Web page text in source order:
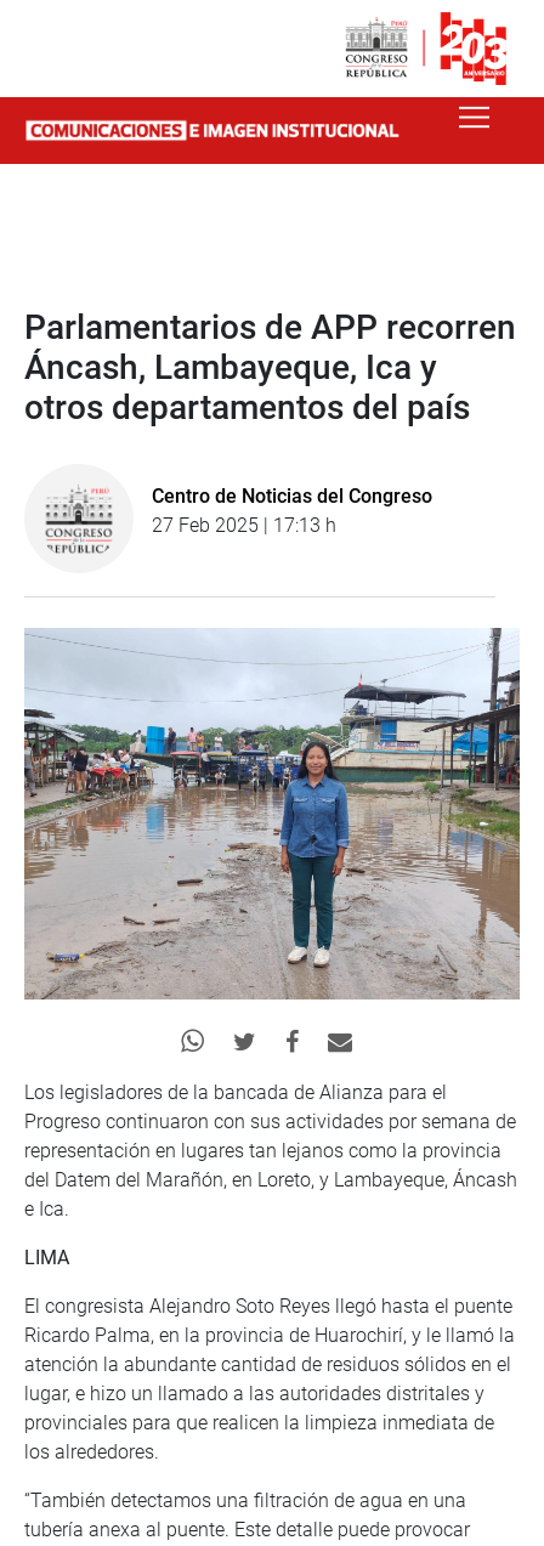
Parlamentarios de APP recorren
Áncash, Lambayeque, Ica y
otros departamentos del país
Centro de Noticias del Congreso
27 Feb 2025 | 17:13 h
Los legisladores de la bancada de Alianza para el
Progreso continuaron con sus actividades por semana de
representación en lugares tan lejanos como la provincia
del Datem del Marañón, en Loreto, y Lambayeque, Áncash
e Ica.
LIMA
El congresista Alejandro Soto Reyes llegó hasta el puente
Ricardo Palma, en la provincia de Huarochirí, y le llamó la
atención la abundante cantidad de residuos sólidos en el
lugar, e hizo un llamado a las autoridades distritales y
provinciales para que realicen la limpieza inmediata de
los alrededores.
“También detectamos una filtración de agua en una
tubería anexa al puente. Este detalle puede provocar